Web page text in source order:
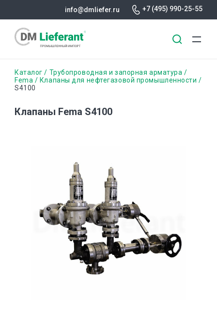
основному
info@dmliefer.ru +7 (495) 990-25-55
Строка
навигации
Каталог
Трубопроводная и запорная арматура
Fema
Клапаны для нефтегазовой промышленности
S4100
Клапаны Fema S4100